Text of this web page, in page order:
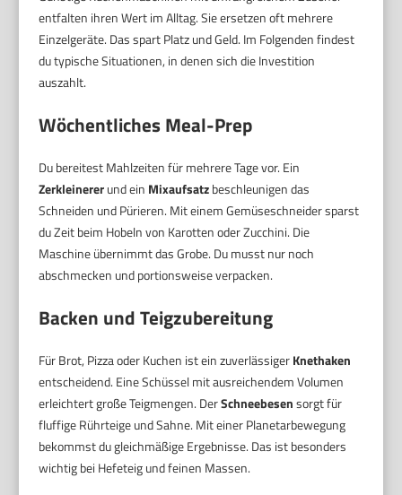
entfalten ihren Wert im Alltag. Sie ersetzen oft mehrere
Einzelgeräte. Das spart Platz und Geld. Im Folgenden findest
du typische Situationen, in denen sich die Investition
auszahlt.
Wöchentliches Meal-Prep
Du bereitest Mahlzeiten für mehrere Tage vor. Ein
Zerkleinererund ein Mixaufsatzbeschleunigen das
Schneiden und Pürieren. Mit einem Gemüseschneider sparst
du Zeit beim Hobeln von Karotten oder Zucchini. Die
Maschine übernimmt das Grobe. Du musst nur noch
abschmecken und portionsweise verpacken.
Backen und Teigzubereitung
Für Brot, Pizza oder Kuchen ist ein zuverlässigerKnethaken
entscheidend. Eine Schüssel mit ausreichendem Volumen
erleichtert große Teigmengen. DerSchneebesensorgt für
fluffige Rührteige und Sahne. Mit einer Planetarbewegung
bekommst du gleichmäßige Ergebnisse. Das ist besonders
wichtig bei Hefeteig und feinen Massen.